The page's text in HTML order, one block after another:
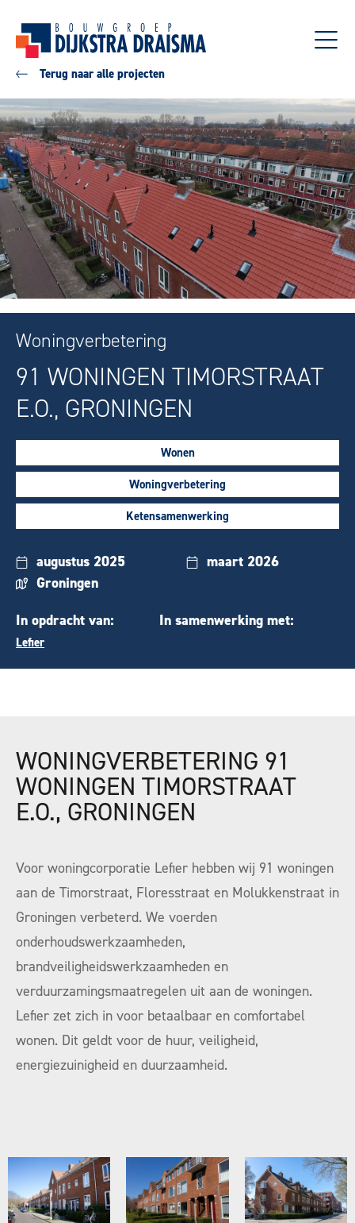
Terug naar alle projecten
Woningverbetering
91 WONINGEN TIMORSTRAAT
E.O., GRONINGEN
Wonen
Woningverbetering
Ketensamenwerking
augustus 2025
maart 2026
Groningen
In opdracht van:
Lefier
In samenwerking met:
WONINGVERBETERING 91
WONINGEN TIMORSTRAAT
E.O., GRONINGEN
Voor woningcorporatie Lefier hebben wij 91 woningen
aan de Timorstraat, Floresstraat en Molukkenstraat in
Groningen verbeterd. We voerden
onderhoudswerkzaamheden,
brandveiligheidswerkzaamheden en
verduurzamingsmaatregelen uit aan de woningen.
Lefier zet zich in voor betaalbaar en comfortabel
wonen. Dit geldt voor de huur, veiligheid,
energiezuinigheid en duurzaamheid.